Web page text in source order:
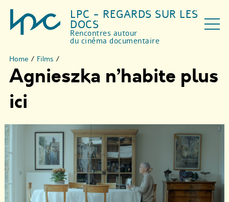
LPC - REGARDS SUR LES
DOCS
Rencontres autour
du cinéma documentaire
Home / Films /
Agnieszka n’habite plus
ici